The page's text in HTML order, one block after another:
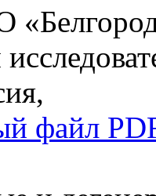
файл